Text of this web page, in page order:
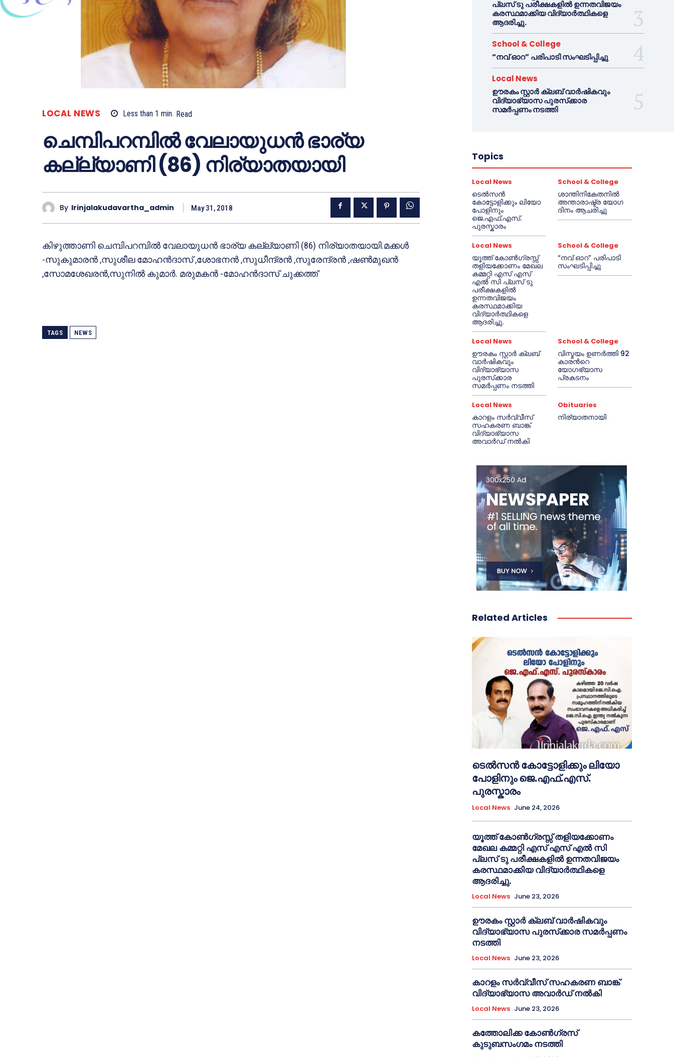
LOCAL NEWS Less than 1 min. Read
ചെമ്പിപറമ്പില്‍ വേലായുധന്‍ ഭാര്യ
കല്ല്യാണി (86) നിര്യാതയായി
By Irinjalakudavartha_admin May 31, 2018
കിഴുത്താണി ചെമ്പിപറമ്പില്‍ വേലായുധന്‍ ഭാര്യ കല്ല്യാണി (86) നിര്യാതയായി.മക്കള്‍
-സുകുമാരന്‍ ,സുശീല മോഹന്‍ദാസ് ,ശോഭനന്‍ ,സുധീന്ദ്രന്‍ ,സുരേന്ദ്രന്‍ ,ഷണ്‍മുഖന്‍
,സോമശേഖരന്‍,സുനില്‍ കുമാര്‍. മരുമകന്‍ -മോഹന്‍ദാസ് ചുക്കത്ത്
TAGS NEWS
പ്ലസ് ടു പരീക്ഷകളിൽ ഉന്നതവിജയം
കരസ്ഥമാക്കിയ വിദ്യാർത്ഥികളെ
ആദരിച്ചു.
School & College
“നവ് ഓറ” പരിപാടി സംഘടിപ്പിച്ചു
Local News
ഊരകം സ്റ്റാർ ക്ലബ് വാർഷികവും
വിദ്യാഭ്യാസ പുരസ്‌ക്കാര
സമർപ്പണം നടത്തി
Topics
Local News
ടെൽസൻ
കോട്ടോളിക്കും ലിയോ
പോളിനും
ജെ.എഫ്.എസ്.
പുരസ്കാരം
School & College
ശാന്തിനികേതനിൽ
അന്താരാഷ്ട്ര യോഗ
ദിനം ആചരിച്ചു
Local News
യൂത്ത് കോൺഗ്രസ്സ്
തളിയക്കോണം മേഖല
കമ്മറ്റി എസ് എസ്
എൽ സി പ്ലസ് ടു
പരീക്ഷകളിൽ
ഉന്നതവിജയം
കരസ്ഥമാക്കിയ
വിദ്യാർത്ഥികളെ
ആദരിച്ചു.
School & College
“നവ് ഓറ” പരിപാടി
സംഘടിപ്പിച്ചു
Local News
ഊരകം സ്റ്റാർ ക്ലബ്
വാർഷികവും
വിദ്യാഭ്യാസ
പുരസ്‌ക്കാര
സമർപ്പണം നടത്തി
School & College
വിസ്മയം ഉണർത്തി 92
കാരൻറെ
യോഗഭ്യാസ
പ്രകടനം
Local News
കാറളം സർവ്വീസ്
സഹകരണ ബാങ്ക്
വിദ്യാഭ്യാസ
അവാർഡ് നൽകി
Obituaries
നിര്യാതനായി
Related Articles
ടെൽസൻ കോട്ടോളിക്കും ലിയോ
പോളിനും ജെ.എഫ്.എസ്.
പുരസ്കാരം
Local News June 24, 2026
യൂത്ത് കോൺഗ്രസ്സ് തളിയക്കോണം
മേഖല കമ്മറ്റി എസ് എസ് എൽ സി
പ്ലസ് ടു പരീക്ഷകളിൽ ഉന്നതവിജയം
കരസ്ഥമാക്കിയ വിദ്യാർത്ഥികളെ
ആദരിച്ചു.
Local News June 23, 2026
ഊരകം സ്റ്റാർ ക്ലബ് വാർഷികവും
വിദ്യാഭ്യാസ പുരസ്‌ക്കാര സമർപ്പണം
നടത്തി
Local News June 23, 2026
കാറളം സർവ്വീസ് സഹകരണ ബാങ്ക്
വിദ്യാഭ്യാസ അവാർഡ് നൽകി
Local News June 23, 2026
കത്തോലിക്ക കോൺഗ്രസ്
കുടുബസംഗമം നടത്തി